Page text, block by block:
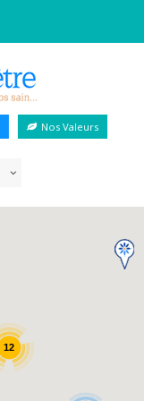
Nos Valeurs
12